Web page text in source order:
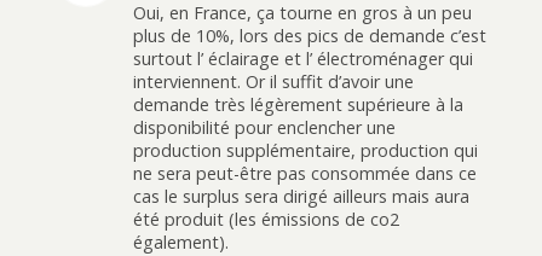
Oui, en France, ça tourne en gros à un peu
plus de 10%, lors des pics de demande c’est
surtout l’ éclairage et l’ électroménager qui
interviennent. Or il suffit d’avoir une
demande très légèrement supérieure à la
disponibilité pour enclencher une
production supplémentaire, production qui
ne sera peut-être pas consommée dans ce
cas le surplus sera dirigé ailleurs mais aura
été produit (les émissions de co2
également).